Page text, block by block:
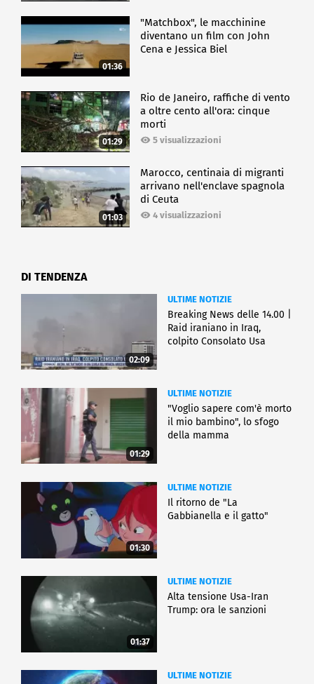
01:36
"Matchbox", le macchinine
diventano un film con John
Cena e Jessica Biel
01:29
Rio de Janeiro, raffiche di vento
a oltre cento all'ora: cinque
morti
5 visualizzazioni
01:03
Marocco, centinaia di migranti
arrivano nell'enclave spagnola
di Ceuta
4 visualizzazioni
DI TENDENZA
02:09
ULTIME NOTIZIE
Breaking News delle 14.00 |
Raid iraniano in Iraq,
colpito Consolato Usa
01:29
ULTIME NOTIZIE
"Voglio sapere com'è morto
il mio bambino", lo sfogo
della mamma
01:30
ULTIME NOTIZIE
Il ritorno de "La
Gabbianella e il gatto"
01:37
ULTIME NOTIZIE
Alta tensione Usa-Iran
Trump: ora le sanzioni
ULTIME NOTIZIE